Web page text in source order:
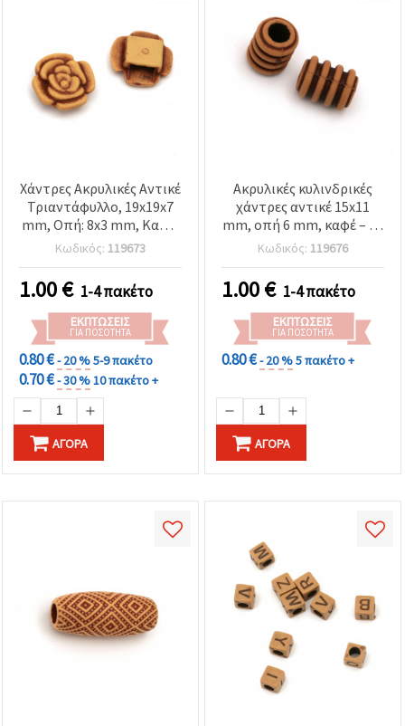
Χάντρες Ακρυλικές Αντικέ
Τριαντάφυλλο, 19x19x7
mm, Οπή: 8x3 mm, Καφέ,
50 γρ. (~45 τεμ.)
Κωδικός: 119673
1.00€ 1-4 πακέτο
ΕΚΠΤΏΣΕΙΣ
ΓΙΑ ΠΟΣΌΤΗΤΑ
0.80 €- 20 %5-9 πακέτο
0.70 €- 30 %10 πακέτο +
ΑΓΟΡΆ
Ακρυλικές κυλινδρικές
χάντρες αντικέ 15x11
mm, οπή 6 mm, καφέ – 50
γραμμάρια (~45 τεμ.)
Κωδικός: 119676
1.00€ 1-4 πακέτο
ΕΚΠΤΏΣΕΙΣ
ΓΙΑ ΠΟΣΌΤΗΤΑ
0.80 €- 20 %5 πακέτο +
ΑΓΟΡΆ